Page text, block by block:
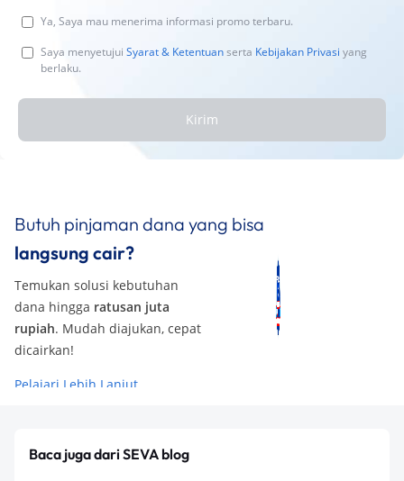
Ya, Saya mau menerima informasi promo terbaru.
Saya menyetujui Syarat & Ketentuanserta Kebijakan Privasi yang
berlaku.
Kirim
Butuh pinjaman dana yang bisa
langsung cair?
Temukan solusi kebutuhan
dana hingga ratusan juta
rupiah. Mudah diajukan, cepat
dicairkan!
Pelajari Lebih Lanjut
Baca juga dari SEVA blog